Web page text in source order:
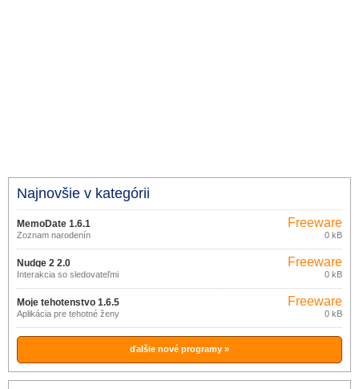
Najnovšie v kategórii
MemoDate 1.6.1
Zoznam narodenín
Freeware
0 kB
Nudge 2 2.0
Interakcia so sledovateľmi
Freeware
0 kB
Moje tehotenstvo 1.6.5
Aplikácia pre tehotné ženy
Freeware
0 kB
ďalšie nové programy »